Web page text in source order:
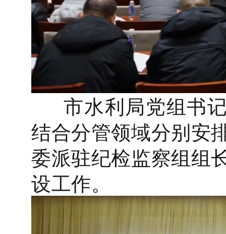
市水利局党组书记
结合分管领域分别安
委派驻纪检监察组组
设工作。